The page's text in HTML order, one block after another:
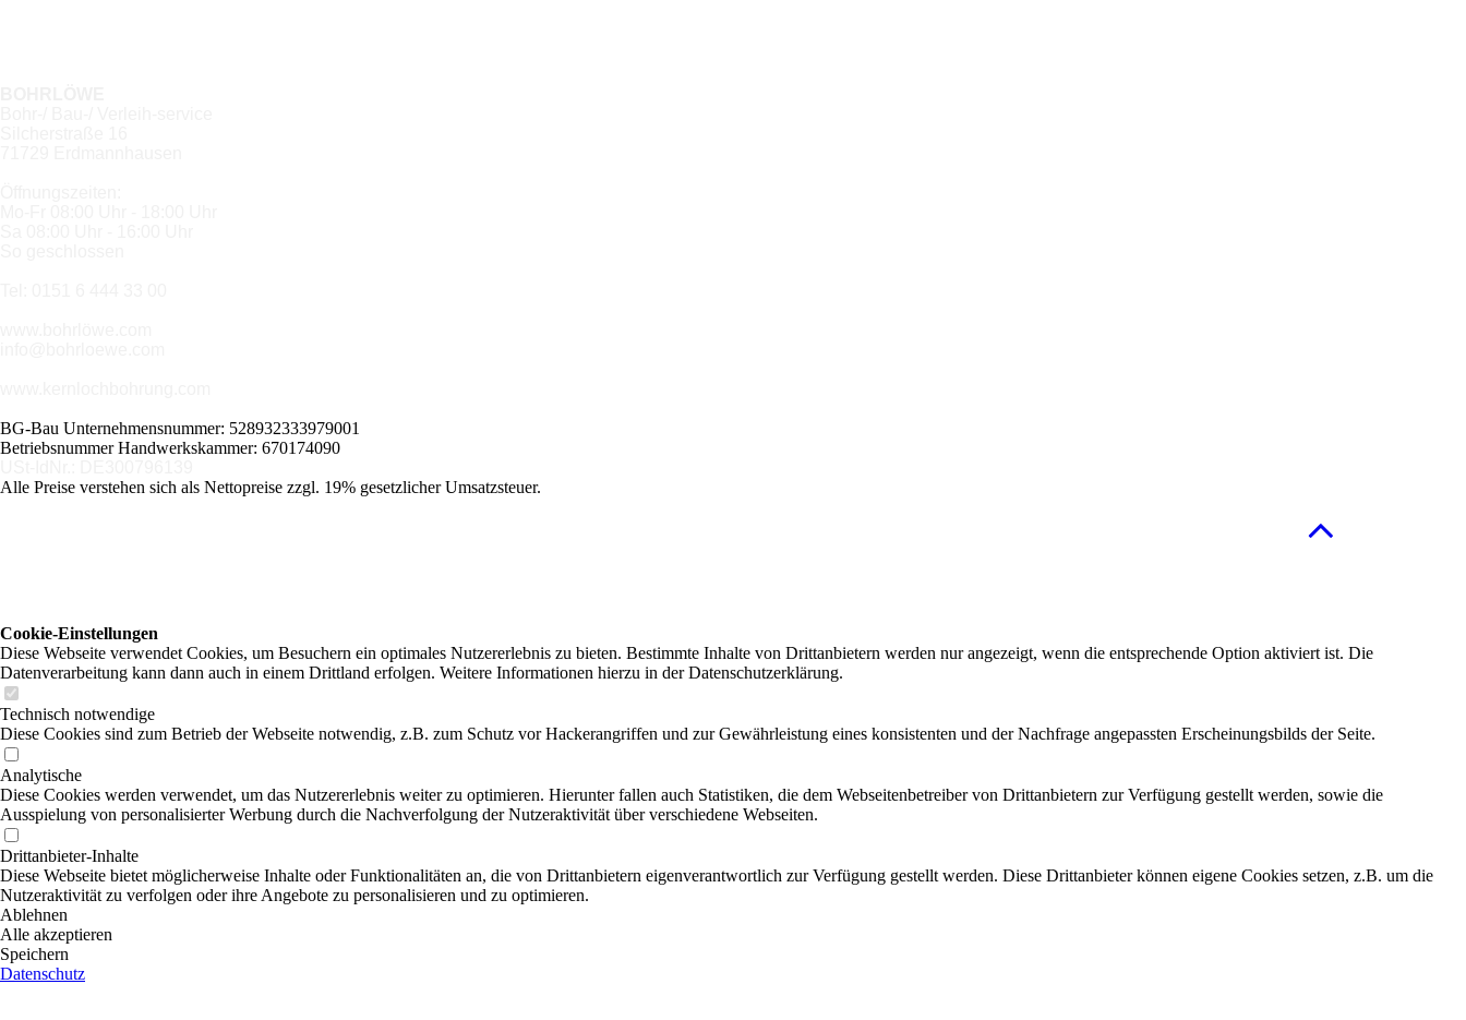
BG-Bau Unternehmensnummer: 528932333979001
Betriebsnummer Handwerkskammer: 670174090
Alle Preise verstehen sich als Nettopreise zzgl. 19% gesetzlicher Umsatzsteuer.
Cookie-Einstellungen
Diese Webseite verwendet Cookies, um Besuchern ein optimales Nutzererlebnis zu bieten. Bestimmte Inhalte von Drittanbietern werden nur angezeigt, wenn die entsprechende Option aktiviert ist. Die
Datenverarbeitung kann dann auch in einem Drittland erfolgen. Weitere Informationen hierzu in der Datenschutzerklärung.
Technisch notwendige
Diese Cookies sind zum Betrieb der Webseite notwendig, z.B. zum Schutz vor Hackerangriffen und zur Gewährleistung eines konsistenten und der Nachfrage angepassten Erscheinungsbilds der Seite.
Analytische
Diese Cookies werden verwendet, um das Nutzererlebnis weiter zu optimieren. Hierunter fallen auch Statistiken, die dem Webseitenbetreiber von Drittanbietern zur Verfügung gestellt werden, sowie die
Ausspielung von personalisierter Werbung durch die Nachverfolgung der Nutzeraktivität über verschiedene Webseiten.
Drittanbieter-Inhalte
Diese Webseite bietet möglicherweise Inhalte oder Funktionalitäten an, die von Drittanbietern eigenverantwortlich zur Verfügung gestellt werden. Diese Drittanbieter können eigene Cookies setzen, z.B. um die
Nutzeraktivität zu verfolgen oder ihre Angebote zu personalisieren und zu optimieren.
Ablehnen
Alle akzeptieren
Speichern
Datenschutz